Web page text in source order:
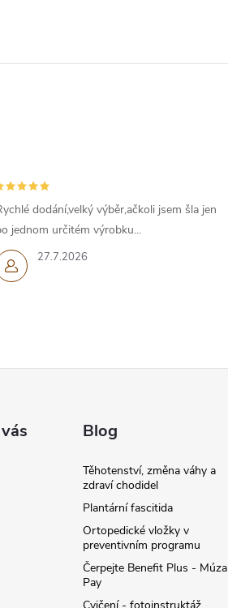
27.7.2026
dodání,velký výběr,ačkoli jsem šla jen
jednom určitém výrobku...
Blog
Těhotenství, změna váhy a
zdraví chodidel
Plantární fascitida
Ortopedické vložky v
preventivním programu
Čerpejte Benefit Plus - Múza
Pay